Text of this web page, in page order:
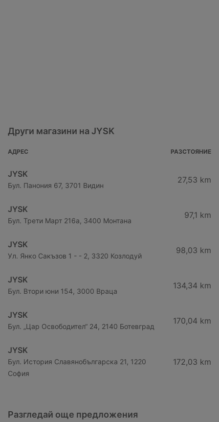
Други магазини на JYSK
АДРЕС РАЗСТОЯНИЕ
JYSK
Бул. Панония 67, 3701 Видин
27,53 km
JYSK
Бул. Трети Март 216a, 3400 Монтана
97,1 km
JYSK
Ул. Янко Сакъзов 1 - - 2, 3320 Козлодуй
98,03 km
JYSK
Бул. Втори юни 154, 3000 Враца
134,34 km
JYSK
Бул. „Цар Освободител“ 24, 2140 Ботевград
170,04 km
JYSK
Бул. История Славянобългарска 21, 1220
София
172,03 km
Разгледай още предложения